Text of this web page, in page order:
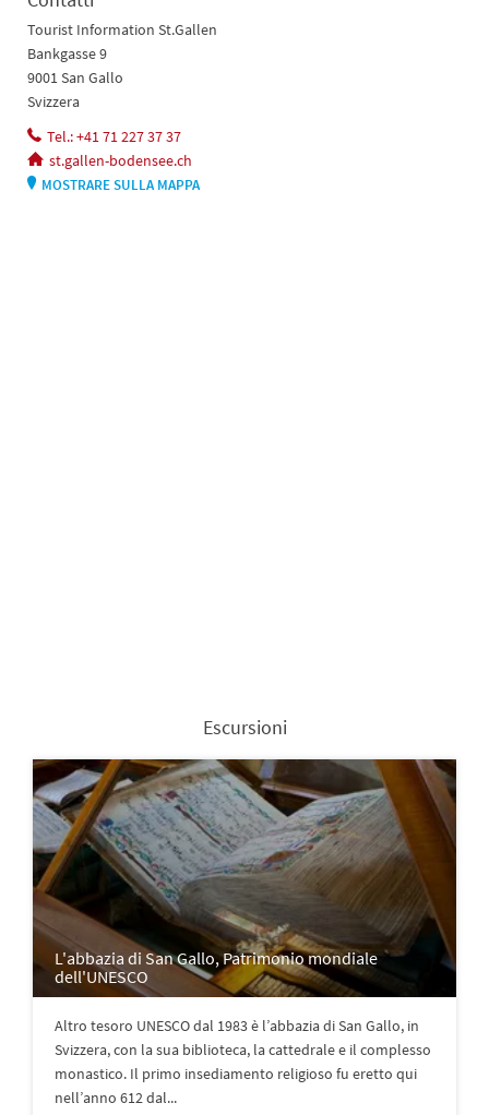
Tourist Information St.Gallen
Bankgasse 9
9001 San Gallo
Svizzera
Tel.: +41 71 227 37 37
st.gallen-bodensee.ch
MOSTRARE SULLA MAPPA
Escursioni
L'abbazia di San Gallo, Patrimonio mondiale
dell'UNESCO
Altro tesoro UNESCO dal 1983 è l’abbazia di San Gallo, in
Svizzera, con la sua biblioteca, la cattedrale e il complesso
monastico. Il primo insediamento religioso fu eretto qui
nell’anno 612 dal...